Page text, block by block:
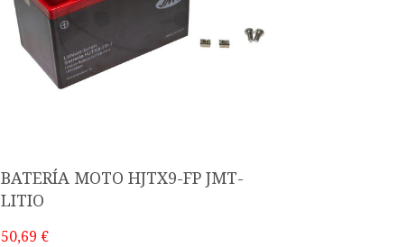
BATERÍA MOTO HJTX9-FP JMT-
LITIO
50,69 €